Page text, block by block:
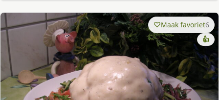
Maak favoriet6
👍